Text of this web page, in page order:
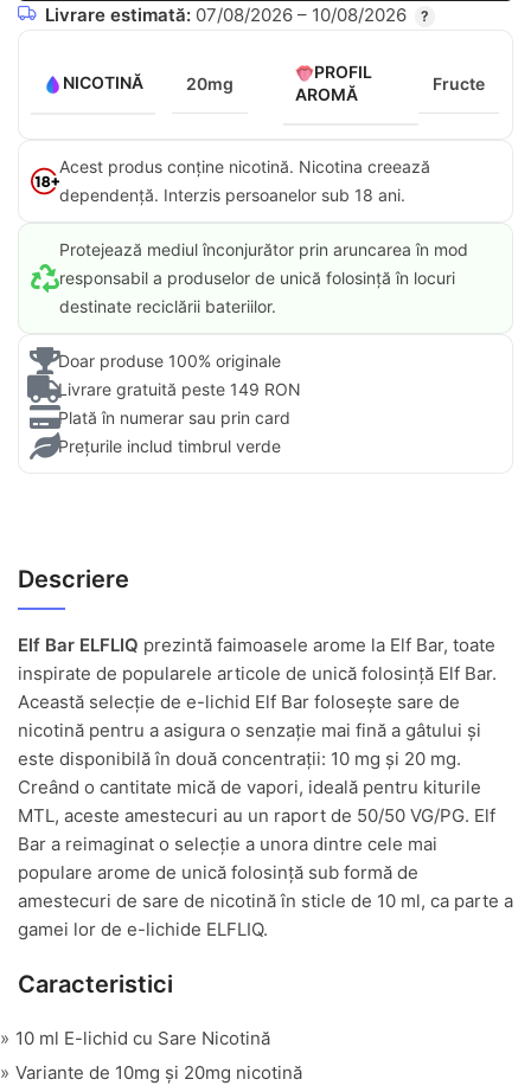
Livrare estimată: 07/08/2026 – 10/08/2026
NICOTINĂ 20mg
PROFIL
AROMĂ
Fructe
Acest produs conține nicotină. Nicotina creează
dependență. Interzis persoanelor sub 18 ani.​
Protejează mediul înconjurător prin aruncarea în mod
responsabil a produselor de unică folosință în locuri
destinate reciclării bateriilor.
Doar produse 100% originale
Livrare gratuită peste 149 RON
Plată în numerar sau prin card
Prețurile includ timbrul verde
Descriere
Elf Bar ELFLIQ prezintă faimoasele arome la Elf Bar, toate
inspirate de popularele articole de unică folosință Elf Bar.
Această selecție de e-lichid Elf Bar folosește sare de
nicotină pentru a asigura o senzație mai fină a gâtului și
este disponibilă în două concentrații: 10 mg și 20 mg.
Creând o cantitate mică de vapori, ideală pentru kiturile
MTL, aceste amestecuri au un raport de 50/50 VG/PG. Elf
Bar a reimaginat o selecție a unora dintre cele mai
populare arome de unică folosință sub formă de
amestecuri de sare de nicotină în sticle de 10 ml, ca parte a
gamei lor de e-lichide ELFLIQ.
Caracteristici
10 ml E-lichid cu Sare Nicotină
Variante de 10mg și 20mg nicotină